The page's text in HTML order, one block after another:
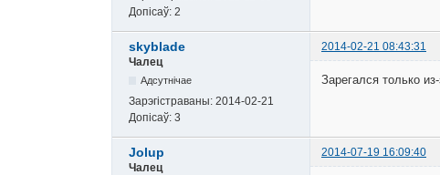
Допісаў: 2
skyblade
2014-02-21 08:43:31
Чалец
Адсутнічае
Зарэгістраваны: 2014-02-21
Допісаў: 3
Зарегался только
Jolup
2014-07-19 16:09:40
Чалец